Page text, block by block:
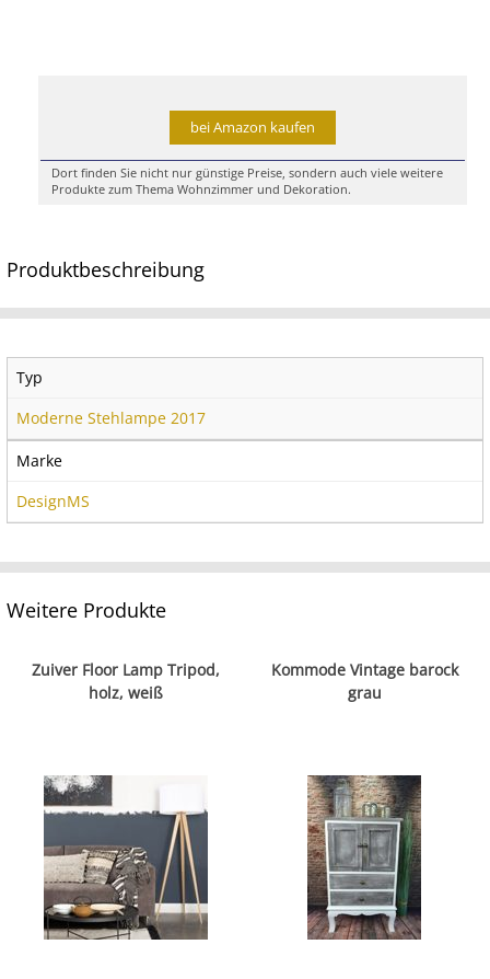
bei Amazon kaufen
Dort finden Sie nicht nur günstige Preise, sondern auch viele weitere
Produkte zum Thema Wohnzimmer und Dekoration.
Produktbeschreibung
Typ
Moderne Stehlampe 2017
Marke
DesignMS
Weitere Produkte
Zuiver Floor Lamp Tripod,
holz, weiß
Kommode Vintage barock
grau